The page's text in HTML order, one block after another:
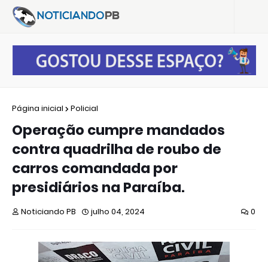
Página inicial Policial
Operação cumpre mandados
contra quadrilha de roubo de
carros comandada por
presidiários na Paraíba.
Noticiando PB julho 04, 2024 0